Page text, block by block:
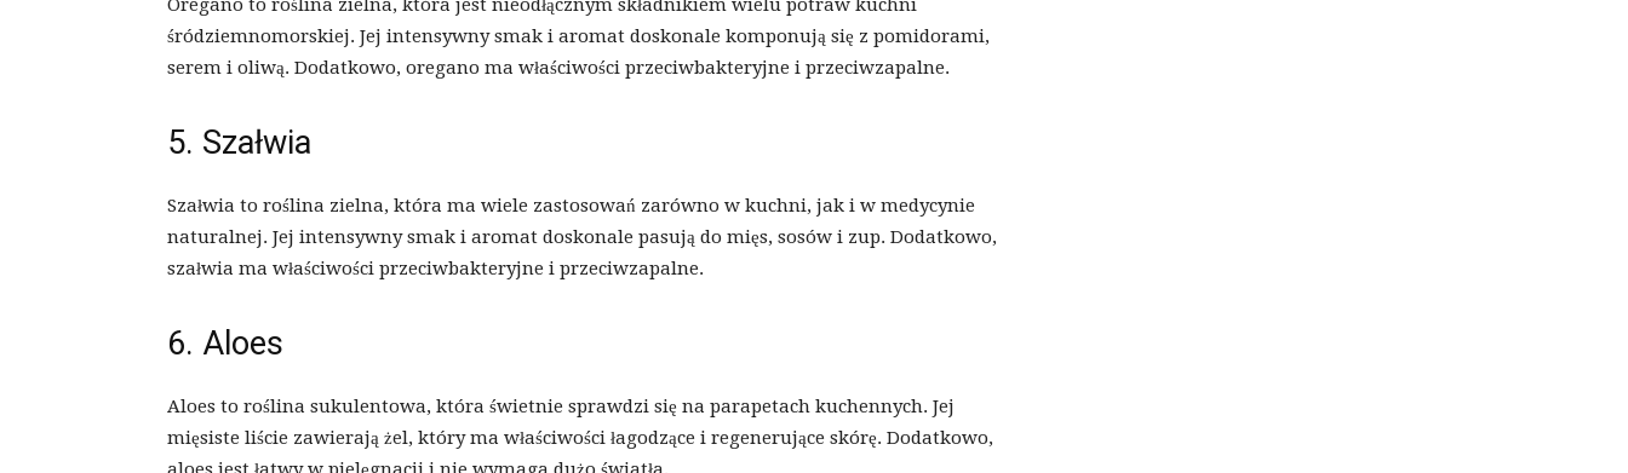
Oregano to roślina zielna, która jest nieodłącznym składnikiem wielu potraw kuchni
śródziemnomorskiej. Jej intensywny smak i aromat doskonale komponują się z pomidorami,
serem i oliwą. Dodatkowo, oregano ma właściwości przeciwbakteryjne i przeciwzapalne.
5. Szałwia
Szałwia to roślina zielna, która ma wiele zastosowań zarówno w kuchni, jak i w medycynie
naturalnej. Jej intensywny smak i aromat doskonale pasują do mięs, sosów i zup. Dodatkowo,
szałwia ma właściwości przeciwbakteryjne i przeciwzapalne.
6. Aloes
Aloes to roślina sukulentowa, która świetnie sprawdzi się na parapetach kuchennych. Jej
mięsiste liście zawierają żel, który ma właściwości łagodzące i regenerujące skórę. Dodatkowo,